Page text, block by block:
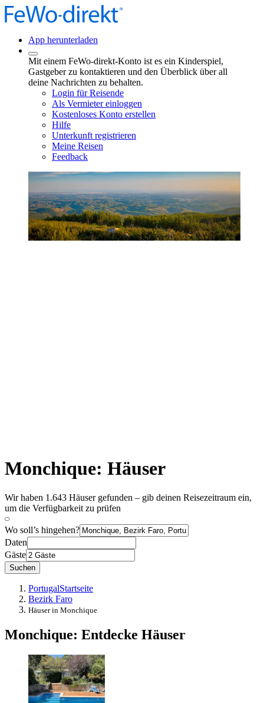
App herunterladen
Mit einem FeWo-direkt-Konto ist es ein Kinderspiel,
Gastgeber zu kontaktieren und den Überblick über all
deine Nachrichten zu behalten.
Login für Reisende
Als Vermieter einloggen
Kostenloses Konto erstellen
Hilfe
Unterkunft registrieren
Meine Reisen
Feedback
Monchique: Häuser
Wir haben 1.643 Häuser gefunden – gib deinen Reisezeitraum ein,
um die Verfügbarkeit zu prüfen
Wo soll’s hingehen?
Daten
Gäste
Suchen
PortugalStartseite
Bezirk Faro
Häuser in Monchique
Monchique: Entdecke Häuser